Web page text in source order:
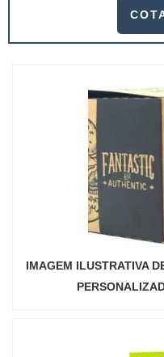
e logística adequada,
um papel de destaque
IMAGEM ILUSTRATIVA